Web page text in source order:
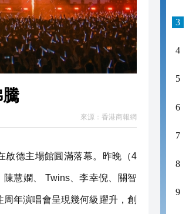
來源： 香港商報網
啟德主場館圓滿落幕。昨晚（4
慧嫻、 Twins、李幸倪、關智
年演唱會呈現幾何級躍升，創